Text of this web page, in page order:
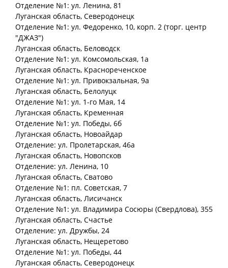
Отделение №1: ул. Ленина, 81
Луганская область, Северодонецк
Отделение №1: ул. Федоренко, 10, корп. 2 (торг. центр
"ДЖАЗ")
Луганская область, Беловодск
Отделение №1: ул. Комсомольская, 1а
Луганская область, Краснореченское
Отделение №1: ул. Привокзальная, 9а
Луганская область, Белолуцк
Отделение №1: ул. 1-го Мая, 14
Луганская область, Кременная
Отделение №1: ул. Победы, 6б
Луганская область, Новоайдар
Отделение: ул. Пролетарская, 46а
Луганская область, Новопсков
Отделение: ул. Ленина, 10
Луганская область, Сватово
Отделение №1: пл. Советская, 7
Луганская область, Лисичанск
Отделение №1: ул. Владимира Сосюры (Свердлова), 355
Луганская область, Счастье
Отделение: ул. Дружбы, 24
Луганская область, Нещеретово
Отделение №1: ул. Победы, 44
Луганская область, Северодонецк